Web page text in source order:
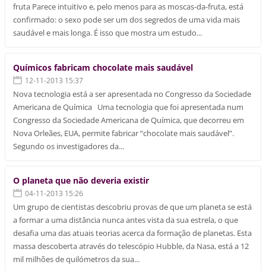
fruta Parece intuitivo e, pelo menos para as moscas-da-fruta, está
confirmado: o sexo pode ser um dos segredos de uma vida mais
saudável e mais longa. É isso que mostra um estudo...
Químicos fabricam chocolate mais saudável
12-11-2013 15:37
Nova tecnologia está a ser apresentada no Congresso da Sociedade
Americana de Química Uma tecnologia que foi apresentada num
Congresso da Sociedade Americana de Química, que decorreu em
Nova Orleães, EUA, permite fabricar “chocolate mais saudável”.
Segundo os investigadores da...
O planeta que não deveria existir
04-11-2013 15:26
Um grupo de cientistas descobriu provas de que um planeta se está
a formar a uma distância nunca antes vista da sua estrela, o que
desafia uma das atuais teorias acerca da formação de planetas. Esta
massa descoberta através do telescópio Hubble, da Nasa, está a 12
mil milhões de quilómetros da sua...